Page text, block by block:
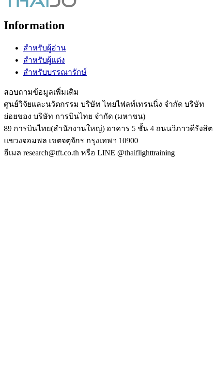
Information
สำหรับผู้อ่าน
สำหรับผู้แต่ง
สำหรับบรรณารักษ์
สอบถามข้อมูลเพิ่มเติม
ศูนย์วิจัยและนวัตกรรม บริษัท ไทยไฟลท์เทรนนิ่ง จำกัด บริษัท
ย่อยของ บริษัท การบินไทย จำกัด (มหาชน)
89 การบินไทย(สำนักงานใหญ่) อาคาร 5 ชั้น 4 ถนนวิภาวดีรังสิต
แขวงจอมพล เขตจตุจักร กรุงเทพฯ 10900
อีเมล research@tft.co.th หรือ LINE @thaiflighttraining